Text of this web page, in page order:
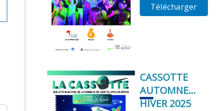
Télécharger
CASSOTTE
AUTOMNE
HIVER 2025